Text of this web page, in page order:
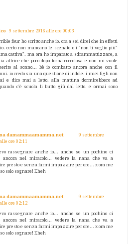
9 settembre 2016 alle ore 00:03
four ho scritto anche io. ora a sei direi che in effetti
certo non mancano le scenate o i "non ti voglio più"
cattiva". ma ora ho imparato a sdrammattizzare, a
attrice che poco dopo torna coccolosa e non mi vuole
al sonno... bè io combatto ancora anche con il
io credo sia una questione di indole. i miei figli non
e dico mai a letto. alla mattina dormirebbero ad
c'è scuola li butto giù dal letto. e ormai sono
damammaamamma.net
9 settembre
ore 02:11
rassegnare anche io... anche se un pochino ci
ancora nel miracolo... vedere la nana che va a
presto e senza farmi impazzire per ore... x ora me
solo sognare! Eheh
damammaamamma.net
9 settembre
ore 02:12
rassegnare anche io... anche se un pochino ci
ancora nel miracolo... vedere la nana che va a
presto e senza farmi impazzire per ore... x ora me
solo sognare! Eheh